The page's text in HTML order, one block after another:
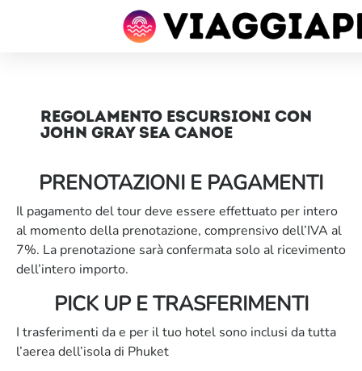
Regolamento Escursioni con
John Gray Sea Canoe
PRENOTAZIONI E PAGAMENTI
Il pagamento del tour deve essere effettuato per intero
al momento della prenotazione, comprensivo dell’IVA al
7%. La prenotazione sarà confermata solo al ricevimento
dell’intero importo.
PICK UP E TRASFERIMENTI
I trasferimenti da e per il tuo hotel sono inclusi da tutta
l’aerea dell’isola di Phuket